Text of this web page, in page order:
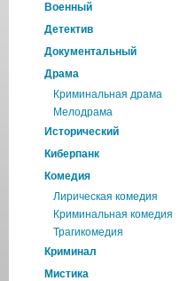
Военный
Детектив
Документальный
Драма
Криминальная драма
Мелодрама
Исторический
Киберпанк
Комедия
Лирическая комедия
Криминальная комедия
Трагикомедия
Криминал
Мистика